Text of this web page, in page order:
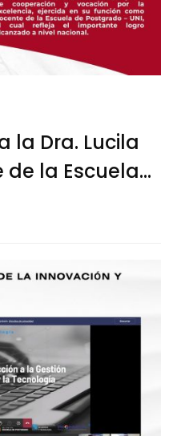
la Dra. Lucila
la Escuela